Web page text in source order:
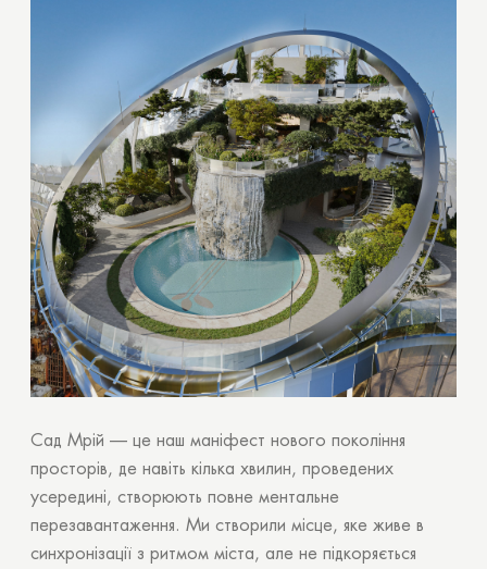
Сад Мрій — це наш маніфест нового покоління
просторів, де навіть кілька хвилин, проведених
усередині, створюють повне ментальне
перезавантаження. Ми створили місце, яке живе в
синхронізації з ритмом міста, але не підкоряється